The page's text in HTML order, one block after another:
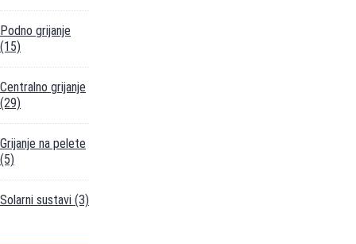
Podno grijanje
(15)
Centralno grijanje
(29)
Grijanje na pelete
(5)
Solarni sustavi (3)